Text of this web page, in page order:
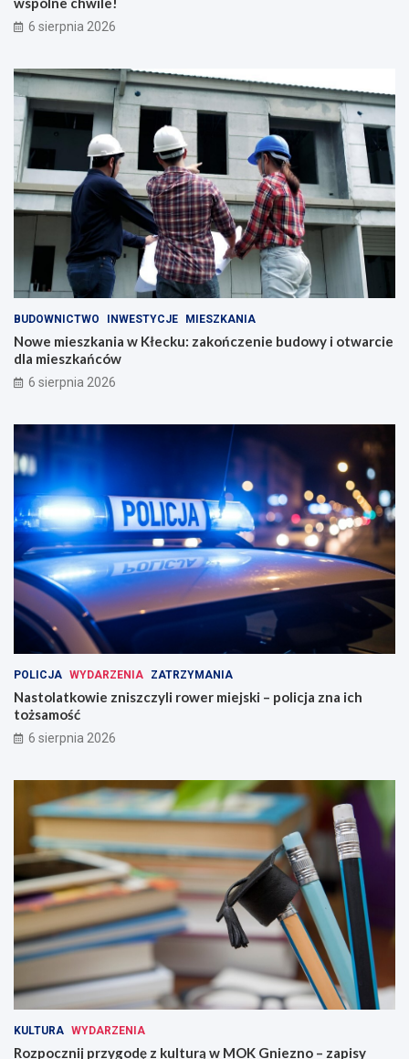
6 sierpnia 2026
BUDOWNICTWO INWESTYCJE MIESZKANIA
Nowe mieszkania w Kłecku: zakończenie budowy i otwarcie
dla mieszkańców
6 sierpnia 2026
POLICJA WYDARZENIA ZATRZYMANIA
Nastolatkowie zniszczyli rower miejski – policja zna ich
tożsamość
6 sierpnia 2026
KULTURA WYDARZENIA
Rozpocznij przygodę z kulturą w MOK Gniezno – zapisy